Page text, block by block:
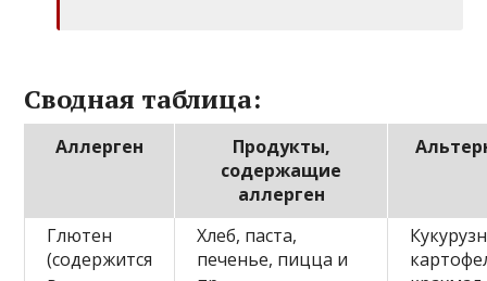
Сводная таблица:
Аллерген
Продукты,
содержащие
аллерген
Глютен
(содержится
Хлеб, паста,
печенье, пицца и